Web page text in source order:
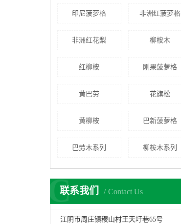
印尼菠萝格 非洲红菠萝格
非洲红花梨 柳桉木
红柳桉 刚果菠萝格
黄巴劳 花旗松
黄柳桉 巴新菠萝格
巴劳木系列 柳桉木系列
联系我们 Contact Us
C
江阴市周庄镇稷山村王天圩巷65号